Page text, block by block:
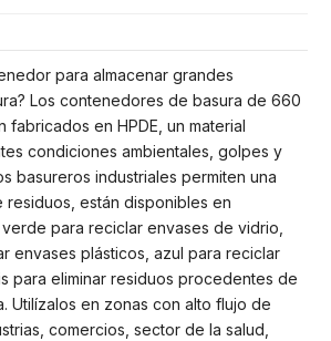
para almacenar grandes
Los contenedores de basura de 660
fabricados en HPDE, un material
condiciones ambientales, golpes y
basureros industriales permiten una
están disponibles en
para reciclar envases de vidrio,
envases plásticos, azul para reciclar
para eliminar residuos procedentes de
Utilízalos en zonas con alto flujo de
comercios, sector de la salud,